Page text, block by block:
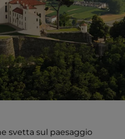
svetta sul paesaggio